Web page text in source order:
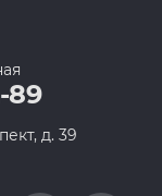
89
д. 39